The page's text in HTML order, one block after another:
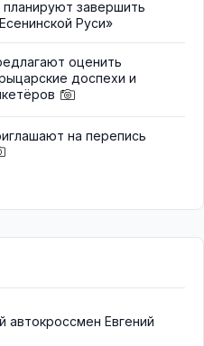
планируют завершить
Руси»
оценить
доспехи и
на перепись
автокроссмен Евгений